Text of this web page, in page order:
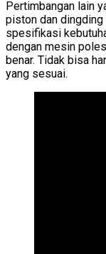
Pertimbangan lain
piston dan
spesifikasi
dengan mesin
benar. Tidak bisa
yang sesuai.